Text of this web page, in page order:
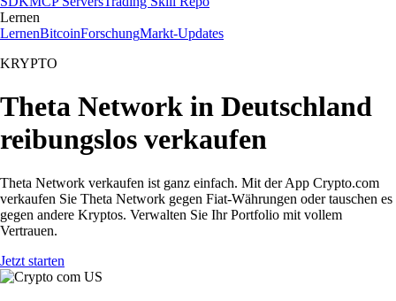
Lernen
LernenBitcoinForschungMarkt-Updates
KRYPTO
Theta Network in Deutschland
reibungslos verkaufen
Theta Network verkaufen ist ganz einfach. Mit der App Crypto.com
verkaufen Sie Theta Network gegen Fiat-Währungen oder tauschen es
gegen andere Kryptos. Verwalten Sie Ihr Portfolio mit vollem
Vertrauen.
Jetzt starten